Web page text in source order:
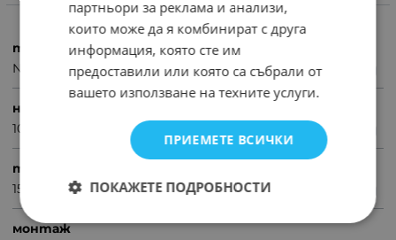
транзистор
NPN
напрежение (V)
100
ток (A)
15
монтаж
партньори за реклама и анализи,
които може да я комбинират с друга
информация, която сте им
предоставили или която са събрали от
вашето използване на техните услуги.
ПРИЕМЕТЕ ВСИЧКИ
ПОКАЖЕТЕ ПОДРОБНОСТИ